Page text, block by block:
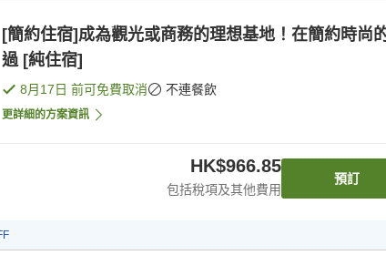
[簡約住宿]成為觀光或商務的理想基地！在簡約時尚
過 [純住宿]
8月17日 前可免費取消 不連餐飲
更詳細的方案資訊
HK$966.85
包括稅項及其他費用
預訂